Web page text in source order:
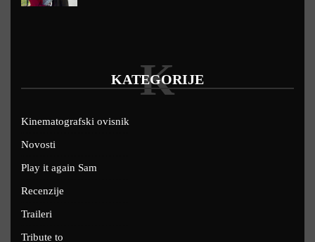
KATEGORIJE
K
Kinematografski ovisnik
Novosti
Play it again Sam
Recenzije
Traileri
Tribute to